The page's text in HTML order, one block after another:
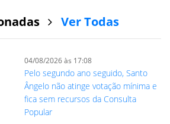
Ver Todas
04/08/2026 às 17:08
Pelo segundo ano seguido, Santo
Ângelo não atinge votação mínima e
fica sem recursos da Consulta
Popular